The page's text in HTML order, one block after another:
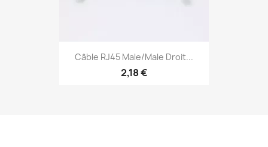
Câble RJ45 Male/Male Droit...
2,18 €